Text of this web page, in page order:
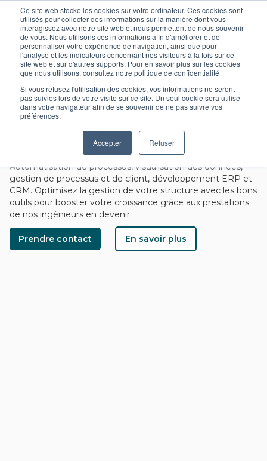
Ce site web stocke les cookies sur votre ordinateur. Ces cookies sont
utilisés pour collecter des informations sur la manière dont vous
interagissez avec notre site web et nous permettent de nous souvenir
de vous. Nous utilisons ces informations afin d'améliorer et de
personnaliser votre expérience de navigation, ainsi que pour
l'analyse et les indicateurs concernant nos visiteurs à la fois sur ce
site web et sur d'autres supports. Pour en savoir plus sur les cookies
que nous utilisons, consultez notre politique de confidentialité
Si vous refusez l'utilisation des cookies, vos informations ne seront
pas suivies lors de votre visite sur ce site. Un seul cookie sera utilisé
dans votre navigateur afin de se souvenir de ne pas suivre vos
préférences.
Accepter Refuser
PRESTATION AUTOMATISATION DES
PROCESSUS | OUTIL DE GESTION ET
Automatisation de processus, visualisation des données,
gestion de processus et de client, développement ERP et
CRM. Optimisez la gestion de votre structure avec les bons
outils pour booster votre croissance grâce aux prestations
de nos ingénieurs en devenir.
Prendre contact En savoir plus